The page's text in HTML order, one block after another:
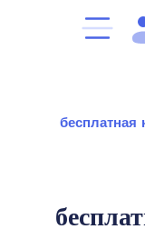
бесплатная